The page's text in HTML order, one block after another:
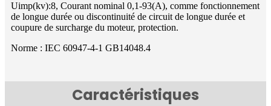
Uimp(kv):8, Courant nominal 0,1-93(A), comme fonctionnement
de longue durée ou discontinuité de circuit de longue durée et
coupure de surcharge du moteur, protection.
Norme : IEC 60947-4-1 GB14048.4
Caractéristiques